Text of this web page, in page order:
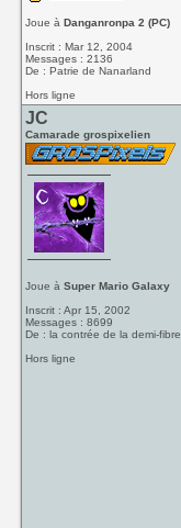
Joue àDanganronpa 2 (PC)
Inscrit : Mar 12, 2004
Messages : 2136
De : Patrie de Nanarland
Hors ligne
JC
Camarade grospixelien
Joue àSuper Mario Galaxy
Inscrit : Apr 15, 2002
Messages : 8699
De : la contrée de la demi-fibre
Hors ligne